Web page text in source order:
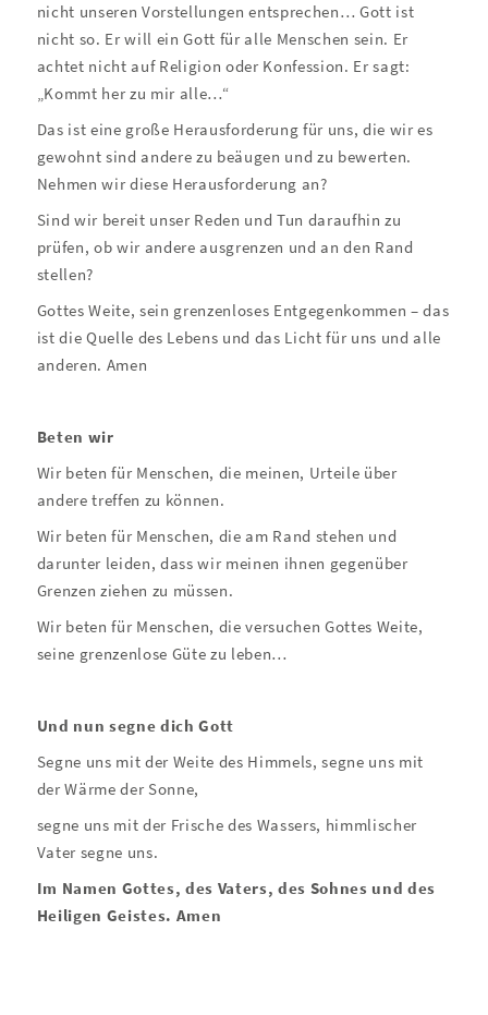
nicht unseren Vorstellungen entsprechen… Gott ist
nicht so. Er will ein Gott für alle Menschen sein. Er
achtet nicht auf Religion oder Konfession. Er sagt:
„Kommt her zu mir alle…“
Das ist eine große Herausforderung für uns, die wir es
gewohnt sind andere zu beäugen und zu bewerten.
Nehmen wir diese Herausforderung an?
Sind wir bereit unser Reden und Tun daraufhin zu
prüfen, ob wir andere ausgrenzen und an den Rand
stellen?
Gottes Weite, sein grenzenloses Entgegenkommen – das
ist die Quelle des Lebens und das Licht für uns und alle
anderen. Amen
Beten wir
Wir beten für Menschen, die meinen, Urteile über
andere treffen zu können.
Wir beten für Menschen, die am Rand stehen und
darunter leiden, dass wir meinen ihnen gegenüber
Grenzen ziehen zu müssen.
Wir beten für Menschen, die versuchen Gottes Weite,
seine grenzenlose Güte zu leben…
Und nun segne dich Gott
Segne uns mit der Weite des Himmels, segne uns mit
der Wärme der Sonne,
segne uns mit der Frische des Wassers, himmlischer
Vater segne uns.
Im Namen Gottes, des Vaters, des Sohnes und des
Heiligen Geistes. Amen